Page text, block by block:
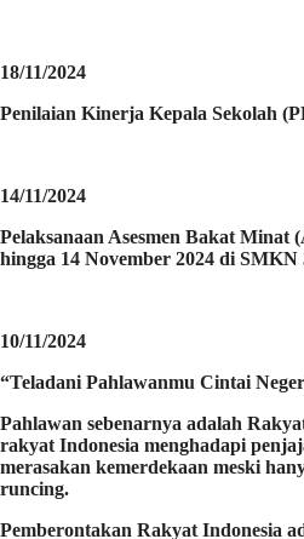
18/11/2024
Penilaian Kinerja Kepala Sekolah
14/11/2024
Pelaksanaan Asesmen Bakat Minat
hingga 14 November 2024 di SMKN
10/11/2024
“Teladani Pahlawanmu Cintai
Pahlawan sebenarnya adalah
rakyat Indonesia menghadapi
merasakan kemerdekaan meski
runcing.
Pemberontakan Rakyat Indonesia